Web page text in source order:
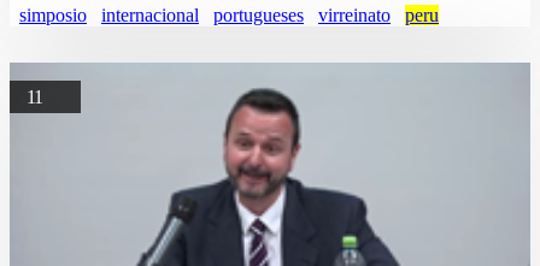
simposio internacional portugueses virreinato peru
11